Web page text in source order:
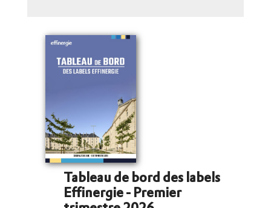
isolation thermique
Tableau de bord des labels
Effinergie - Premier